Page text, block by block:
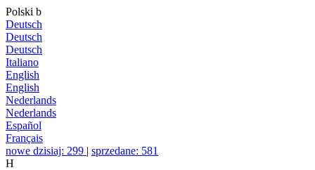
Polski b
Deutsch
Deutsch
Deutsch
Italiano
English
English
Nederlands
Nederlands
Español
Français
nowe dzisiaj: 299 | sprzedane: 581
H